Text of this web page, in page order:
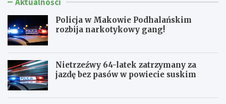
Policja w Makowie Podhalańskim
rozbija narkotykowy gang!
Nietrzeźwy 64-latek zatrzymany za
jazdę bez pasów w powiecie suskim